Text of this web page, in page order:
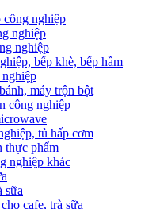
công nghiệp
nghiệp
nghiệp
bếp khè, bếp hầm
máy trộn bột
công nghiệp
tủ hấp cơm
thực phẩm
nghiệp khác
sữa
cafe, trà sữa